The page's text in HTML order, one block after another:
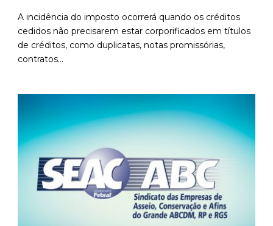
A incidência do imposto ocorrerá quando os créditos
cedidos não precisarem estar corporificados em títulos
de créditos, como duplicatas, notas promissórias,
contratos...